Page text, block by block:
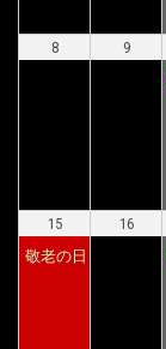
8 9
15
敬老の日
16